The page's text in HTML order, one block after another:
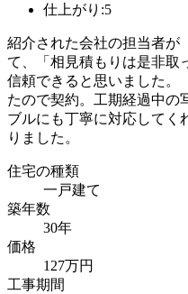
仕上がり:5
紹介された会社の担当者が
て、「相見積もりは是非取
信頼できると思いました
たので契約。工期経過中の
ブルにも丁寧に対応してく
りました。
住宅の種類
一戸建て
築年数
30年
価格
127万円
工事期間